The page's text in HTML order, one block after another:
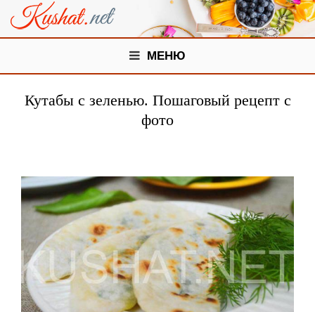
МЕНЮ
Кутабы с зеленью. Пошаговый рецепт с
фото